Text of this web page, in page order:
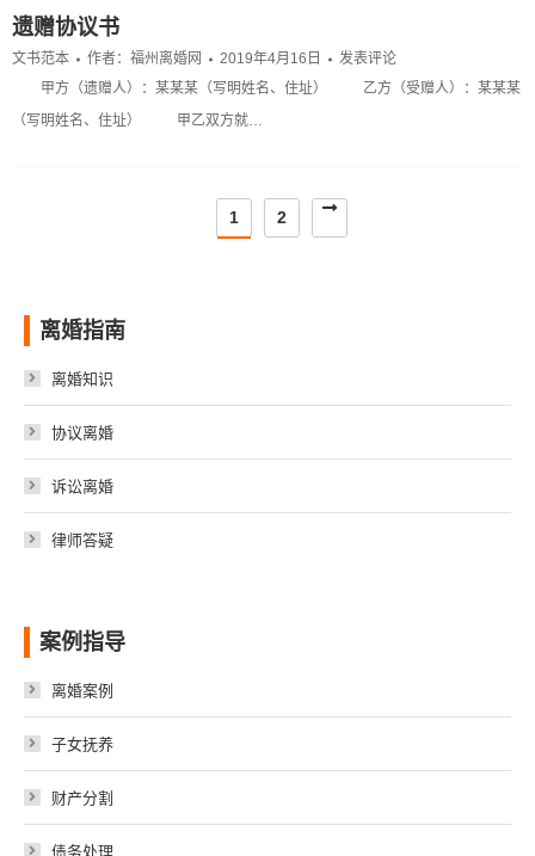
遗赠协议书
文书范本 作者： 福州离婚网 2019年4月16日
发表评论
甲方（遗赠人）：某某某（写明姓名、住址） 乙方（受赠人）：某某某
（写明姓名、住址） 甲乙双方就…
1 2
离婚指南
离婚知识
协议离婚
诉讼离婚
律师答疑
案例指导
离婚案例
子女抚养
财产分割
债务处理